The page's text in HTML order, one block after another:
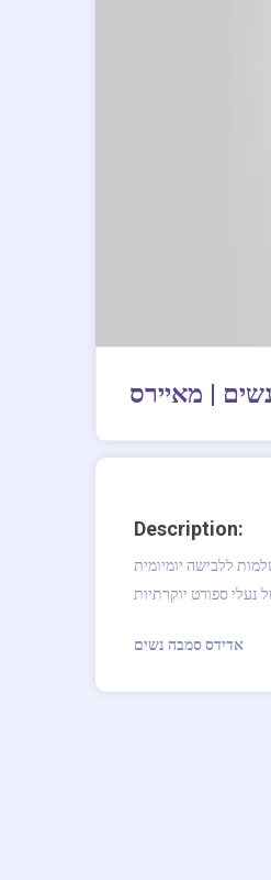
| מאיירס
Description:
ללבישה יומיומית
אדידס סמבה נשים